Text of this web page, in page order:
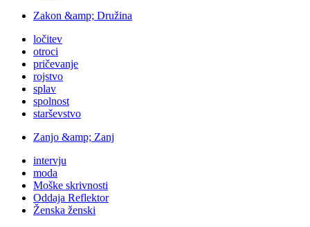
Zakon &amp; Družina
ločitev
otroci
pričevanje
rojstvo
splav
spolnost
starševstvo
Zanjo &amp; Zanj
intervju
moda
Moške skrivnosti
Oddaja Reflektor
Ženska ženski